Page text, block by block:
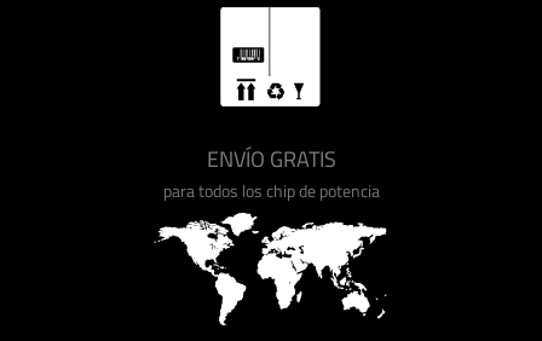
ENVÍO GRATIS
para todos los chip de potencia